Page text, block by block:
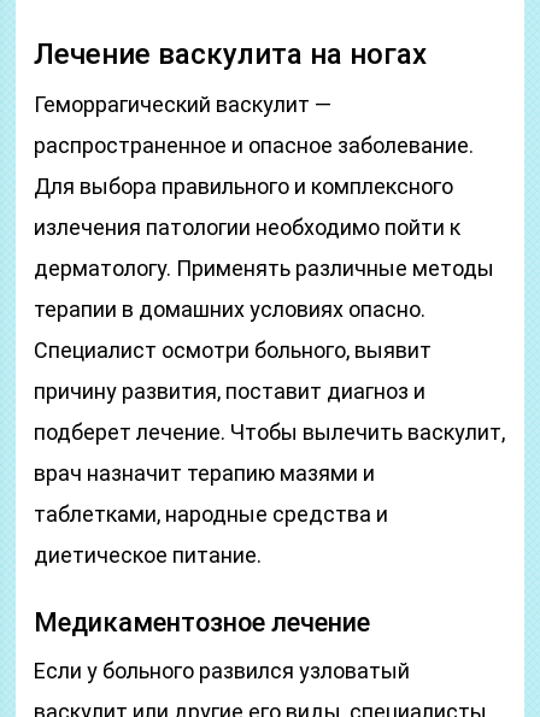
Лечение васкулита на ногах
Геморрагический васкулит —
распространенное и опасное заболевание.
Для выбора правильного и комплексного
излечения патологии необходимо пойти к
дерматологу. Применять различные методы
терапии в домашних условиях опасно.
Специалист осмотри больного, выявит
причину развития, поставит диагноз и
подберет лечение. Чтобы вылечить васкулит,
врач назначит терапию мазями и
таблетками, народные средства и
диетическое питание.
Медикаментозное лечение
Если у больного развился узловатый
васкулит или другие его виды, специалисты